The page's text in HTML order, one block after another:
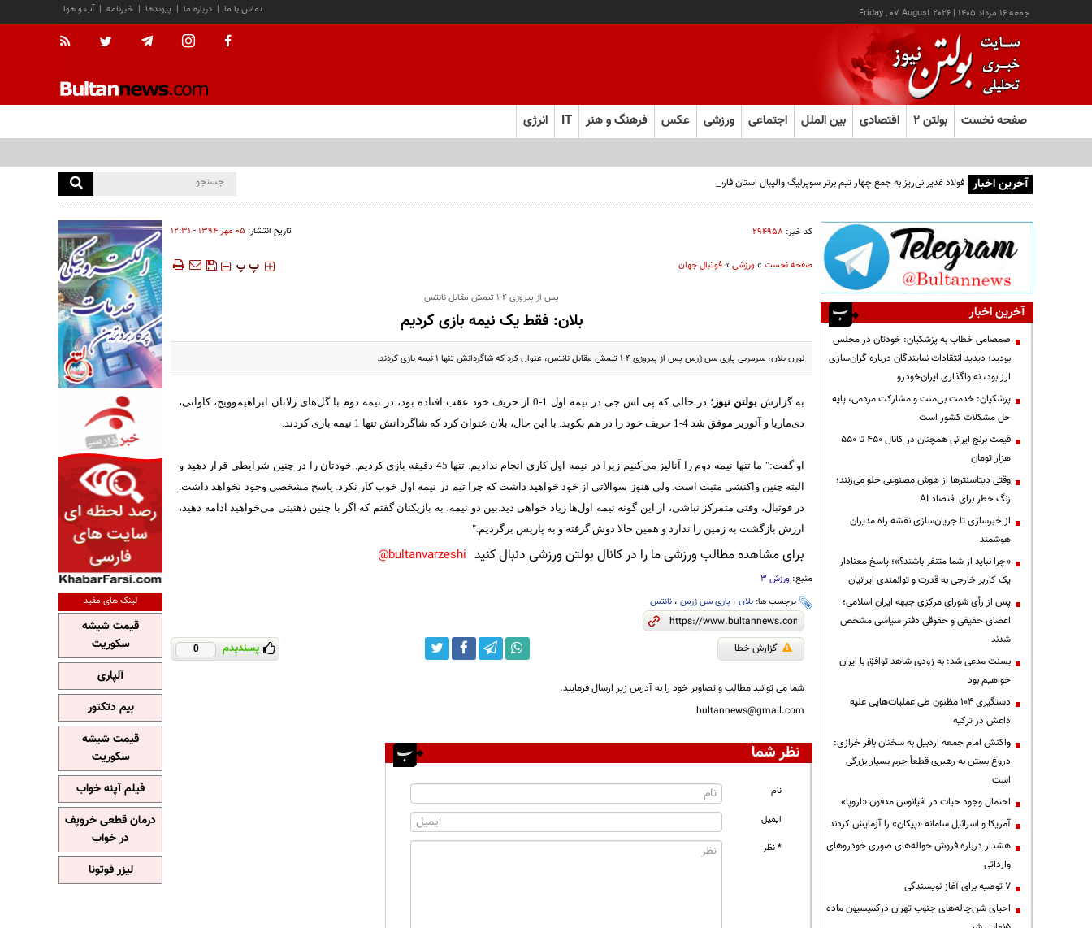
جمعه ۱۶ مرداد ۱۴۰۵ |
Friday , 07 August 2026 آب و هوا | خبرنامه | پیوندها | درباره ما | تماس با ما
صفحه نخست بولتن ۲ اقتصادی بین الملل اجتماعی ورزشی عکس فرهنگ و هنر IT انرژی
آخرین اخبار فولاد غدیر نی‌ریز به جمع چهار تیم برتر سوپرلیگ والیبال استان فارس صعود کرد
کد خبر: ۲۹۴۹۵۸ تاریخ انتشار: ۰۵ مهر ۱۳۹۴ - ۱۲:۳۱
صفحه نخست»ورزشی»فوتبال جهان ‍‍‍ پ پ
پس از پیروزی 4-1 تیمش مقابل نانتس
بلان: فقط یک نیمه بازی کردیم
لورن بلان، سرمربی پاری سن ژرمن پس از پیروزی 4-1 تیمش مقابل نانتس، عنوان کرد که شاگردانش تنها 1 نیمه بازی کردند.
به گزارش بولتن نیوز
؛ در حالی که پی اس جی در نیمه اول 1-0 از حریف خود عقب افتاده بود، در نیمه دوم با گل‌های زلاتان ابراهیموویچ، کاوانی،
دی‌ماریا و آئوریر موفق شد 4-1 حریف خود را در هم بکوبد. با این حال، بلان عنوان کرد که شاگردانش تنها 1 نیمه بازی کردند.
او گفت:" ما تنها نیمه دوم را آنالیز می‌کنیم زیرا در نیمه اول کاری انجام ندادیم. تنها 45 دقیقه بازی کردیم. خودتان را در چنین شرایطی قرار دهید و
البته چنین واکنشی مثبت است. ولی هنوز سوالاتی از خود خواهید داشت که چرا تیم در نیمه اول خوب کار نکرد. پاسخ مشخصی وجود نخواهد داشت.
در فوتبال، وقتی متمرکز نباشی، از این گونه نیمه اول‌ها زیاد خواهی دید.بین دو نیمه، به بازیکنان گفتم که اگر با چنین ذهنیتی می‌خواهید ادامه دهید،
ارزش بازگشت به زمین را ندارد و همین حالا دوش گرفته و به پاریس برگردیم."
برای مشاهده مطالب ورزشی ما را در کانال بولتن ورزشی دنبال کنید bultanvarzeshi@
منبع: ورزش 3
برچسب ها: بلان، پاری سن ژرمن، نانتس
گزارش خطا پسندیدم 0
شما می توانید مطالب و تصاویر خود را به آدرس زیر ارسال فرمایید.
bultannews@gmail.com
نظر شما
نام
ایمیل
* نظر
آخرین اخبار
صمصامی خطاب به پزشکیان: خودتان در مجلس
بودید؛ دیدید انتقادات نمایندگان درباره گران‌سازی
ارز بود، نه واگذاری ایران‌خودرو
پزشکیان: خدمت بی‌منت و مشارکت مردمی، پایه
حل مشکلات کشور است
قیمت‌ برنج ایرانی همچنان در کانال ۴۵۰ تا ۵۵۰
هزار تومان
وقتی دیتاسنترها از هوش مصنوعی جلو می‌زنند؛
زنگ خطر برای اقتصاد AI
از خبرسازی تا جریان‌سازی نقشه راه مدیران
هوشمند
«چرا نباید از شما متنفر باشند؟»؛ پاسخ معنادار
یک کاربر خارجی به قدرت و توانمندی ایرانیان
پس از رأی شورای مرکزی جبهه ایران اسلامی؛
اعضای حقیقی و حقوقی دفتر سیاسی مشخص
شدند
بسنت مدعی شد: به زودی شاهد توافق با ایران
خواهیم بود
دستگیری ۱۰۴ مظنون طی عملیات‌هایی علیه
داعش در ترکیه
واکنش امام جمعه اردبیل به سخنان باقر خرازی:
دروغ بستن به رهبری قطعاً جرم بسیار بزرگی
است
احتمال وجود حیات در اقیانوس مدفون «اروپا»
آمریکا و اسرائیل سامانه «پیکان» را آزمایش کردند
هشدار درباره فروش حواله‌های صوری خودروهای
وارداتی
۷ توصیه برای آغاز نویسندگی
احیای شن‌چاله‌های جنوب تهران درکمیسیون ماده
لینک های مفید
قیمت شیشه
سکوریت
آلپاری
بیم دتکتور
قیمت شیشه
سکوریت
فیلم آپنه خواب
درمان قطعی خروپف
در خواب
لیزر فوتونا